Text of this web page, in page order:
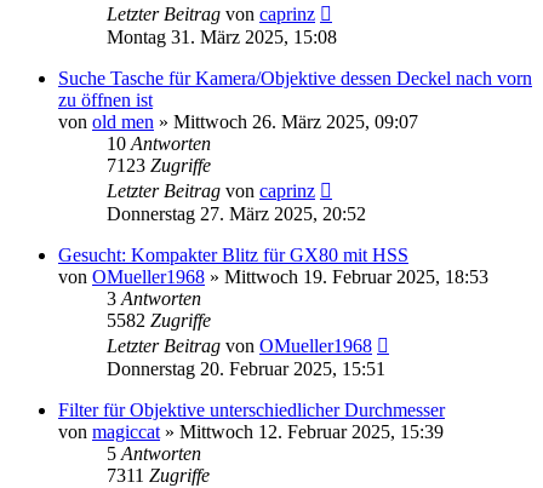
Letzter Beitrag von caprinz
Montag 31. März 2025, 15:08
Suche Tasche für Kamera/Objektive dessen Deckel nach vorn
zu öffnen ist
von old men » Mittwoch 26. März 2025, 09:07
10 Antworten
7123 Zugriffe
Letzter Beitrag von caprinz
Donnerstag 27. März 2025, 20:52
Gesucht: Kompakter Blitz für GX80 mit HSS
von OMueller1968 » Mittwoch 19. Februar 2025, 18:53
3 Antworten
5582 Zugriffe
Letzter Beitrag von OMueller1968
Donnerstag 20. Februar 2025, 15:51
Filter für Objektive unterschiedlicher Durchmesser
von magiccat » Mittwoch 12. Februar 2025, 15:39
5 Antworten
7311 Zugriffe